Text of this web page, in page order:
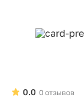
0 отзывов
0.0